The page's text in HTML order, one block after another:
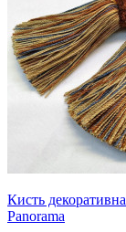
Кисть
Panorama